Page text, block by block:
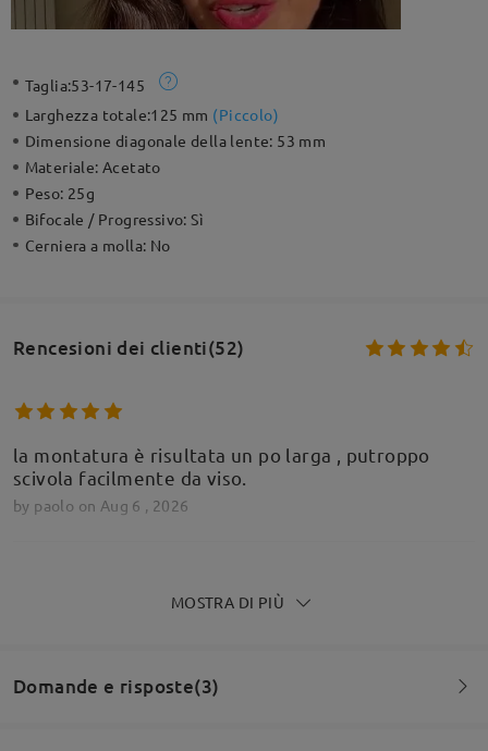
Taglia:53-17-145
Larghezza totale:125 mm (Piccolo)
Dimensione diagonale della lente: 53 mm
Materiale:Acetato
Peso: 25g
Bifocale / Progressivo:Sì
Cerniera a molla: No
Rencesioni dei clienti(52)
la montatura è risultata un po larga , putroppo
scivola facilmente da viso.
by paolo on Aug 6 , 2026
bypaoloon Aug 6 , 2026
MOSTRA DI PIÙ
Domande e risposte(3)